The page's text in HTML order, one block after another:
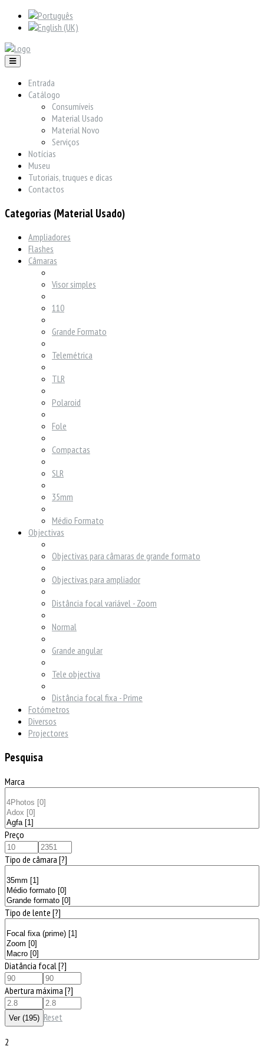
Entrada
Catálogo
Consumíveis
Material Usado
Material Novo
Serviços
Notícias
Museu
Tutoriais, truques e dicas
Contactos
Categorias (Material Usado)
Ampliadores
Flashes
Câmaras
Visor simples
110
Grande Formato
Telemétrica
TLR
Polaroid
Fole
Compactas
SLR
35mm
Médio Formato
Objectivas
Objectivas para câmaras de grande formato
Objectivas para ampliador
Distância focal variável - Zoom
Normal
Grande angular
Tele objectiva
Distância focal fixa - Prime
Fotómetros
Diversos
Projectores
Pesquisa
Marca
Preço
Tipo de câmara [?]
Tipo de lente [?]
Diatância focal [?]
Abertura máxima [?]
Reset
2